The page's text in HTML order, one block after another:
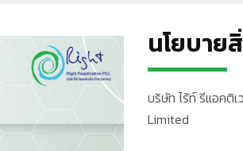
นโยบาย
บริษัท ไร้ท์ รีแอคติ
Limited